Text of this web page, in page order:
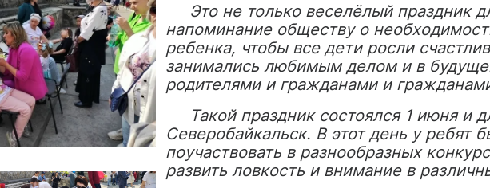
Это не только веселёлый праздник
напоминание обществу о
ребенка, чтобы все дети росли
занимались любимым делом и в
родителями и гражданами и
Такой праздник состоялся 1 июня и
Северобайкальск. В этот день у ребят
поучаствовать в разнообразных
развить ловкость и внимание в